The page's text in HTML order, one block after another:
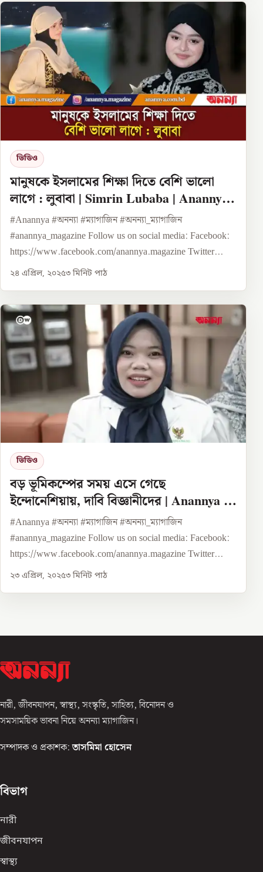
ভিডিও
মানুষকে ইসলামের শিক্ষা দিতে বেশি ভালো
লাগে : লুবাবা | Simrin Lubaba | Anannya
Digital
#Anannya #অনন্যা #ম্যাগাজিন #অনন্যা_ম্যাগাজিন
#anannya_magazine Follow us on social media: Facebook:
https://www.facebook.com/anannya.magazine Twitter...
২৪ এপ্রিল, ২০২৫৩ মিনিট পাঠ
ভিডিও
বড় ভূমিকম্পের সময় এসে গেছে
ইন্দোনেশিয়ায়, দাবি বিজ্ঞানীদের | Anannya |
DW
#Anannya #অনন্যা #ম্যাগাজিন #অনন্যা_ম্যাগাজিন
#anannya_magazine Follow us on social media: Facebook:
https://www.facebook.com/anannya.magazine Twitter...
২৩ এপ্রিল, ২০২৫৩ মিনিট পাঠ
নারী, জীবনযাপন, স্বাস্থ্য, সংস্কৃতি, সাহিত্য, বিনোদন ও
সমসাময়িক ভাবনা নিয়ে অনন্যা ম্যাগাজিন।
সম্পাদক ও প্রকাশক: তাসমিমা হোসেন
বিভাগ
নারী
জীবনযাপন
স্বাস্থ্য